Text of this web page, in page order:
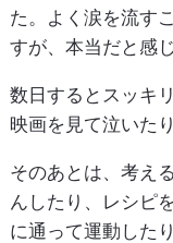
た。よく涙を流す
すが、本当だと感
数日するとスッキ
映画を見て泣いた
そのあとは、考え
んしたり、レシピ
に通って運動した